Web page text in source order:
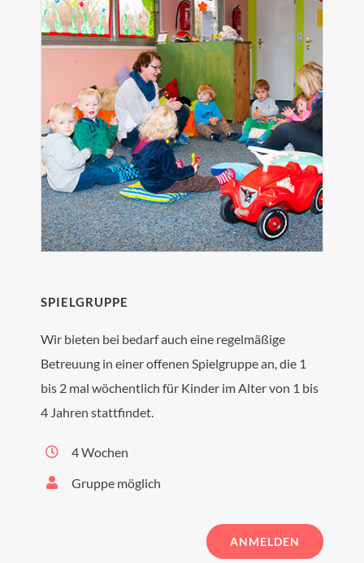
SPIELGRUPPE
Wir bieten bei bedarf auch eine regelmäßige
Betreuung in einer offenen Spielgruppe an, die 1
bis 2 mal wöchentlich für Kinder im Alter von 1 bis
4 Jahren stattfindet.
4 Wochen
Gruppe möglich
ANMELDEN